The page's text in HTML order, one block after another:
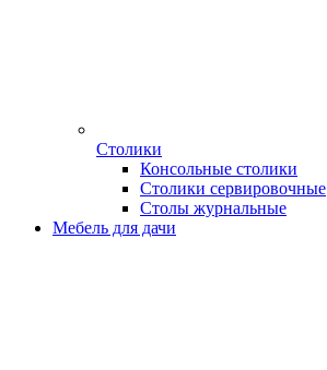
Столики
Консольные столики
Столики сервировочные
Столы журнальные
Мебель для дачи